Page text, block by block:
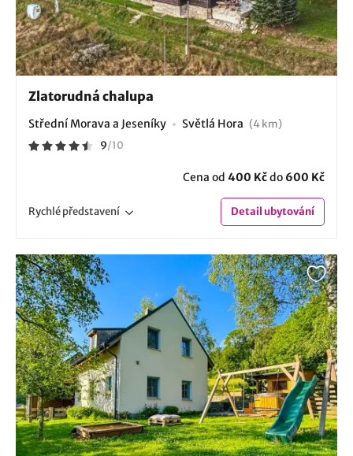
Zlatorudná chalupa
Střední Morava a Jeseníky Světlá Hora (4 km)
9/10
Cena od 400 Kčdo 600 Kč
Rychlépředstavení Detailubytování